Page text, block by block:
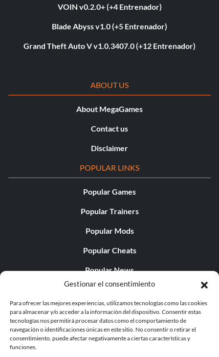
Gestionar el consentimiento
Para ofrecer las mejores experiencias, utilizamos tecnologías como las cookies
para almacenar y/o acceder a la información del dispositivo. Consentir estas
tecnologías nos permitirá procesar datos como el comportamiento de
navegación o identificaciones únicas en este sitio. No consentir o retirar el
consentimiento, puede afectar negativamente a ciertas características y
funciones.
VOIN v0.2.0+ (+4 Entrenador)
Blade Abyss v1.0 (+5 Entrenador)
Grand Theft Auto V v1.0.3407.0 (+12 Entrenador)
ABOUT US
About MegaGames
Contact us
Disclaimer
POPULAR LINKS
Popular Games
Popular Trainers
Popular Mods
Popular Cheats
Popular News
Popular Editorials
Popular Free Games
LATEST UPDATES